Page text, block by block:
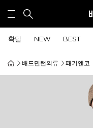
확딜 NEW BEST
배드민턴의류 패기앤코